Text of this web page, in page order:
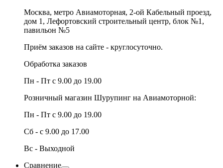
Москва, метро Авиамоторная, 2-ой Кабельный проезд,
дом 1, Лефортовский строительный центр, блок №1,
павильон №5
Приём заказов на сайте - круглосуточно.
Обработка заказов
Пн - Пт с 9.00 до 19.00
Розничный магазин Шурупинг на Авиамоторной:
Пн - Пт с 9.00 до 19.00
Сб - с 9.00 до 17.00
Вс - Выходной
Сравнение